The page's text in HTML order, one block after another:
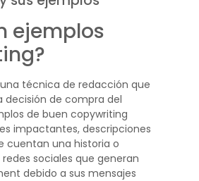
ejemplos
técnica de redacción que
decisión de compra del
de buen copywriting
impactantes, descripciones
cuentan una historia o
sociales que generan
debido a sus mensajes